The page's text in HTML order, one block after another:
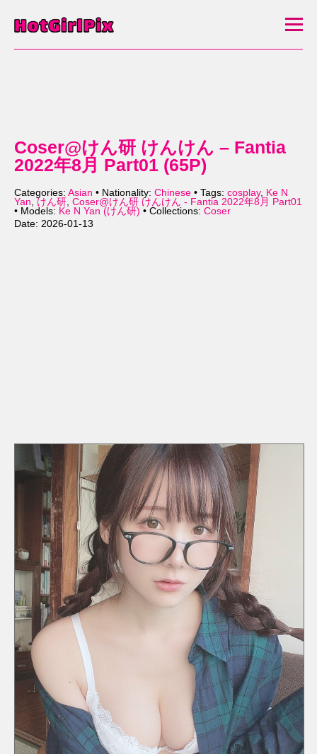
Coser@けん研 けんけん – Fantia
2022年8月 Part01 (65P)
Categories: Asian • Nationality: Chinese • Tags: cosplay, Ke N
Yan, けん研, Coser@けん研 けんけん - Fantia 2022年8月 Part01
• Models: Ke N Yan (けん研) • Collections: Coser
Date: 2026-01-13